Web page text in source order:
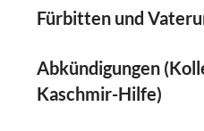
Fürbitten und
Abkündigungen
Kaschmir-Hilfe)